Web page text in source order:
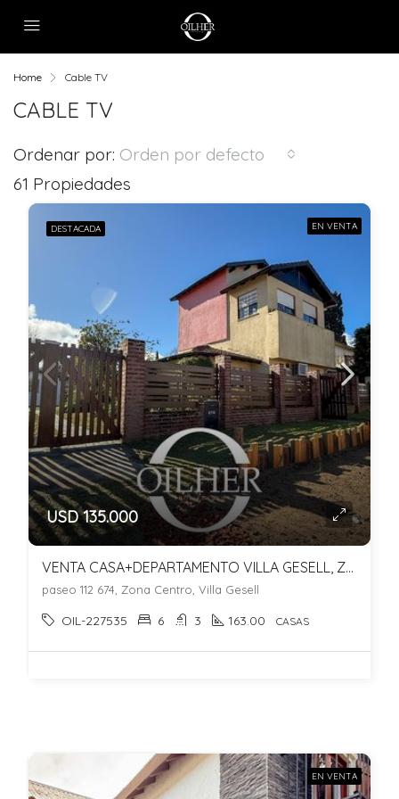
Home Cable TV
CABLE TV
61 Propiedades
Ordenar por: Orden por defecto
DESTACADA EN VENTA
USD 135.000
VENTA CASA+DEPARTAMENTO VILLA GESELL, ZONA RESIDENCIAL CON GAS NATURAL
paseo 112 674, Zona Centro, Villa Gesell
OIL-227535 6 3 163.00 CASAS
EN VENTA